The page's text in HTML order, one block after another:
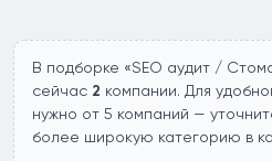
В подборке «SEO аудит /
сейчас 2 компании. Для
нужно от 5 компаний —
более широкую категорию в